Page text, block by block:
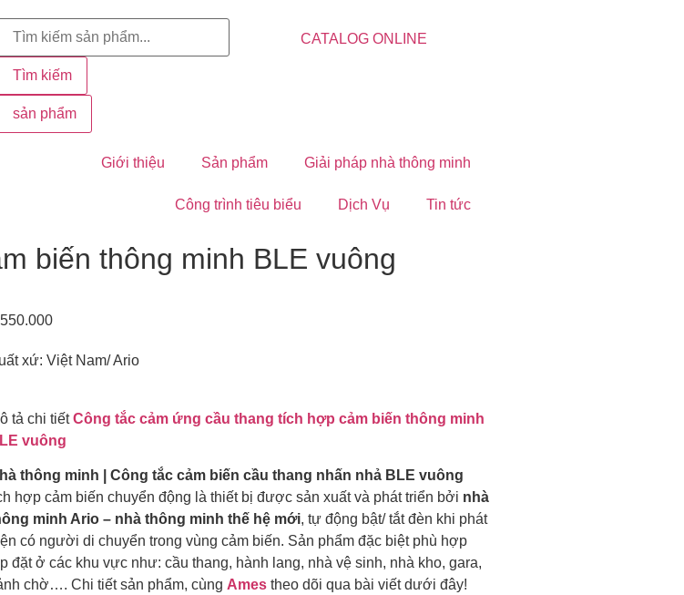
Tìm kiếm
sản phẩm
CATALOG ONLINE
Giới thiệu Sản phẩm Giải pháp nhà thông minh
Công trình tiêu biểu Dịch Vụ Tin tức
biến thông minh BLE vuông
xứ: Việt Nam/ Ario
tả chi tiếtCông tắc cảm ứng cầu thang tích hợp cảm biến thông minh
vuông
thông minh | Công tắc cảm biến cầu thang nhấn nhả BLE vuông
hợp cảm biến chuyển động là thiết bị được sản xuất và phát triển bởi nhà
minh Ario – nhà thông minh thế hệ mới, tự động bật/ tắt đèn khi phát
có người di chuyển trong vùng cảm biến. Sản phẩm đặc biệt phù hợp
đặt ở các khu vực như: cầu thang, hành lang, nhà vệ sinh, nhà kho, gara,
chờ…. Chi tiết sản phẩm, cùng Ames theo dõi qua bài viết dưới đây!